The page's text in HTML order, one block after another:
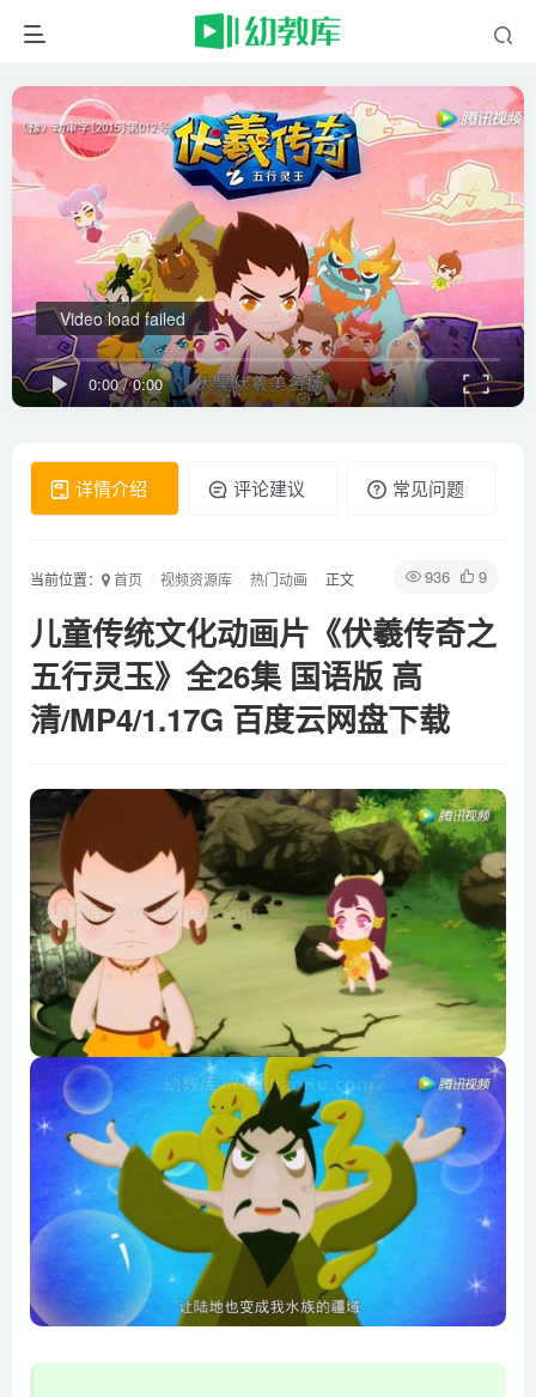
0:00/0:00
Video load failed
详情介绍 评论建议 常见问题
936 9
当前位置： 首页 视频资源库 热门动画 正文
儿童传统文化动画片《伏羲传奇之
五行灵玉》全26集 国语版 高
清/MP4/1.17G 百度云网盘下载